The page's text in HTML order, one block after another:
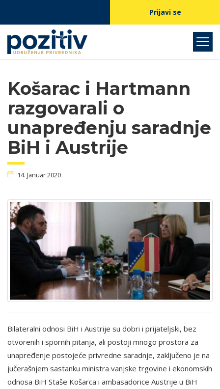
Prijavi se
Košarac i Hartmann
razgovarali o
unapređenju saradnje
BiH i Austrije
14. Januar 2020
Bilateralni odnosi BiH i Austrije su dobri i prijateljski, bez
otvorenih i spornih pitanja, ali postoji mnogo prostora za
unapređenje postojeće privredne saradnje, zaključeno je na
jučerašnjem sastanku ministra vanjske trgovine i ekonomskih
odnosa BiH Staše Košarca i ambasadorice Austrije u BiH